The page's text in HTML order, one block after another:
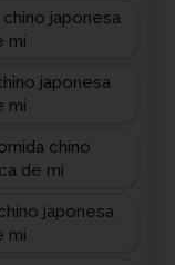
japonesa
mi
japonesa
mi
chino
de mi
japonesa
mi